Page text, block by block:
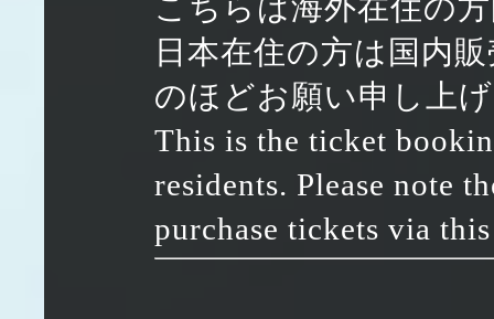
こちらは海外在住の
日本在住の方は国内
のほどお願い申し上
This is the ticket
residents. Please note
purchase tickets via